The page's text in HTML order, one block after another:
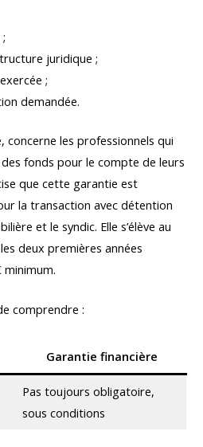
juridique ;
;
demandée.
concerne les professionnels qui
fonds pour le compte de leurs
que cette garantie est
la transaction avec détention
et le syndic. Elle s’élève au
deux premières années
minimum.
comprendre :
Garantie financière
Pas toujours obligatoire,
sous conditions